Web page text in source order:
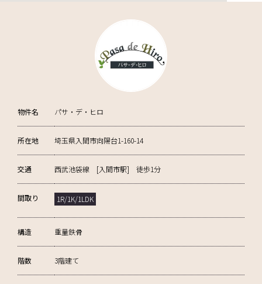
物件名 パサ・デ・ヒロ
所在地 埼玉県入間市向陽台1-160-14
交通 西武池袋線 [入間市駅] 徒歩1分
間取り 1R/1K/1LDK
構造 重量鉄骨
階数 3階建て